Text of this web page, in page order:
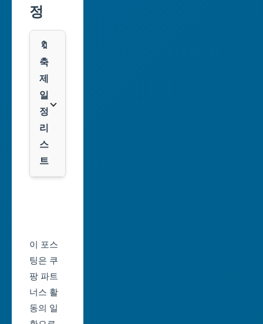
역
주
광
역
시
대
전
광
광
역
시
레
쿠
팡
클
룩
정
🔖
축
제
일
정
리
스
트
일
정
부
산
이 포스
팅은 쿠
팡 파트
너스 활
동의 일